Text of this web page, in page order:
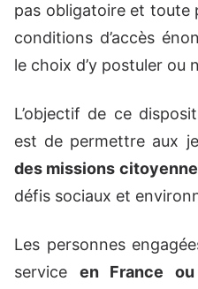
pas obligatoire et toute
conditions d’accès
le choix d’y postuler ou
L’objectif de ce
est de permettre aux
des missions
défis sociaux et
Les personnes
service en France ou